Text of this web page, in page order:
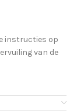
instructies op
van de